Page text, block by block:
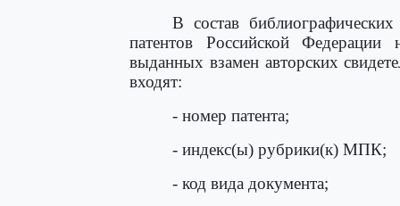
В состав
патентов Российской Федерации
выданных взамен авторских
входят:
- номер патента;
- индекс(ы) рубрики(к) МПК;
- код вида документа;